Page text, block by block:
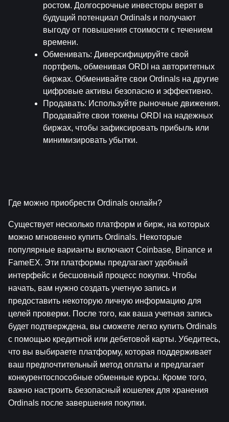
ростом. Долгосрочные инвесторы верят в
будущий потенциал Ordinals и получают
выгоду от повышения стоимости с течением
времени.
Обменивать: Диверсифицируйте свой
портфель, обменивая ORDI на авторитетных
биржах. Обменивайте свои Ordinals на другие
цифровые активы безопасно и эффективно.
Продавать: Используйте рыночные движения.
Продавайте свои токены ORDI на надежных
биржах, чтобы зафиксировать прибыль или
минимизировать убытки.
Где можно приобрести Ordinals онлайн?
Существует несколько платформ и бирж, на которых
можно мгновенно купить Ordinals. Некоторые
популярные варианты включают Coinbase, Binance и
FameEX. Эти платформы предлагают удобный
интерфейс и бесшовный процесс покупки. Чтобы
начать, вам нужно создать учетную запись и
предоставить некоторую личную информацию для
целей проверки. После того, как ваша учетная запись
будет подтверждена, вы сможете легко купить Ordinals
с помощью кредитной или дебетовой карты. Убедитесь,
что вы выбираете платформу, которая поддерживает
ваш предпочтительный метод оплаты и предлагает
конкурентоспособные обменные курсы. Кроме того,
важно настроить безопасный кошелек для хранения
Ordinals после завершения покупки.